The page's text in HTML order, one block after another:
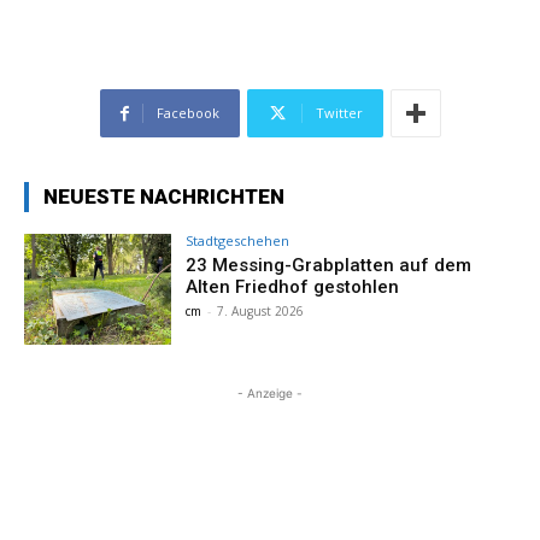
Facebook Twitter
NEUESTE NACHRICHTEN
Stadtgeschehen
23 Messing-Grabplatten auf dem
Alten Friedhof gestohlen
cm - 7. August 2026
- Anzeige -